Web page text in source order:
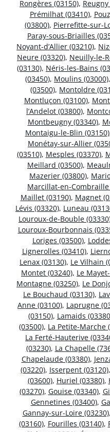
Rongères (03150),
Prémilhat (03410),
(03800), Pierrefitte-sur-
Paray-sous-Briailles
Noyant-d’Allier (03210),
Neure (03320), Neuilly-le-
(03130), Néris-les-Bains
(03450), Moulins (03000),
(03500), Montoldre
Montluçon (03100),
l’Andelot (03800),
Montbeugny (03340),
Montaigu-le-Blin (03150)
Monétay-sur-Allier
(03510), Mesples (03370),
Meillard (03500),
Mazerier (03800),
Marcillat-en-Combraille
Maillet (03190), Magnet
Lévis (03320), Luneau
Louroux-de-Bouble
Louroux-Bourbonnais
Loriges (03500),
Lignerolles (03410),
Lenax (03130), Le Vilhain
Montet (03240), Le
Montagne (03250), Le
Le Bouchaud (03130),
Anne (03100), Laprugne
(03150), Lamaids
(03500), La Petite-Marche
La Ferté-Hauterive
(03230), La Chapelle
Chapelaude (03380),
(03220), Isserpent (03120),
(03600), Huriel (03380),
(03270), Gouise (03340),
Gennetines (03400),
Gannay-sur-Loire (03230),
(03160), Fourilles (03140),